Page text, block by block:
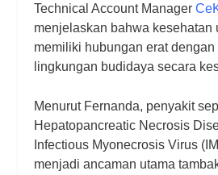
Technical Account Manager
menjelaskan bahwa kesehatan
memiliki hubungan erat
lingkungan budidaya secara
Menurut Fernanda, penyakit
Hepatopancreatic Necrosis
Infectious Myonecrosis Virus
menjadi ancaman utama